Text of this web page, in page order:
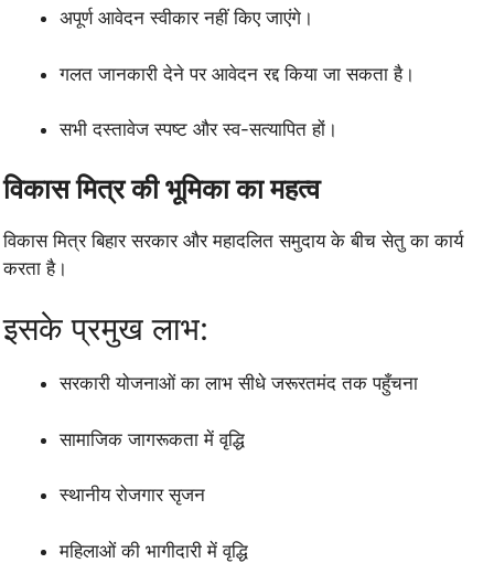
अपूर्ण आवेदन स्वीकार नहीं किए जाएंगे।
गलत जानकारी देने पर आवेदन रद्द किया जा सकता है।
सभी दस्तावेज स्पष्ट और स्व-सत्यापित हों।
विकास मित्र की भूमिका का महत्व
विकास मित्र बिहार सरकार और महादलित समुदाय के बीच सेतु का कार्य
करता है।
इसके प्रमुख लाभ:
सरकारी योजनाओं का लाभ सीधे जरूरतमंद तक पहुँचना
सामाजिक जागरूकता में वृद्धि
स्थानीय रोजगार सृजन
महिलाओं की भागीदारी में वृद्धि